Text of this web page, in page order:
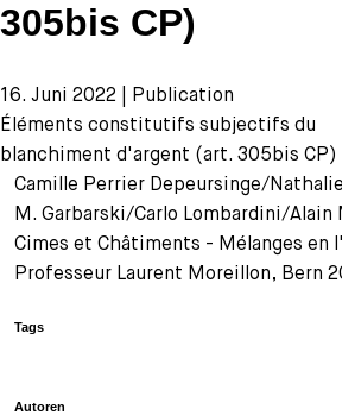
305bis CP)
16. Juni 2022 | Publication
Éléments constitutifs subjectifs du
blanchiment d'argent (art. 305bis CP)
Camille Perrier Depeursinge/
M. Garbarski/Carlo Lombardini/Alain
Cimes et Châtiments - Mélanges en
Professeur Laurent Moreillon, Bern
Tags
Autoren